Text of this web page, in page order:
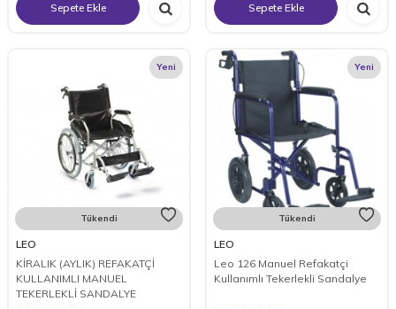
Sepete Ekle Sepete Ekle
Yeni
Tükendi
LEO
KİRALIK (AYLIK) REFAKATÇİ
KULLANIMLI MANUEL
TEKERLEKLİ SANDALYE
Yeni
Tükendi
LEO
Leo 126 Manuel Refakatçi
Kullanımlı Tekerlekli Sandalye